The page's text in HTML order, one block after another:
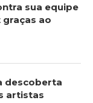
sua equipe
ao
descoberta
artistas